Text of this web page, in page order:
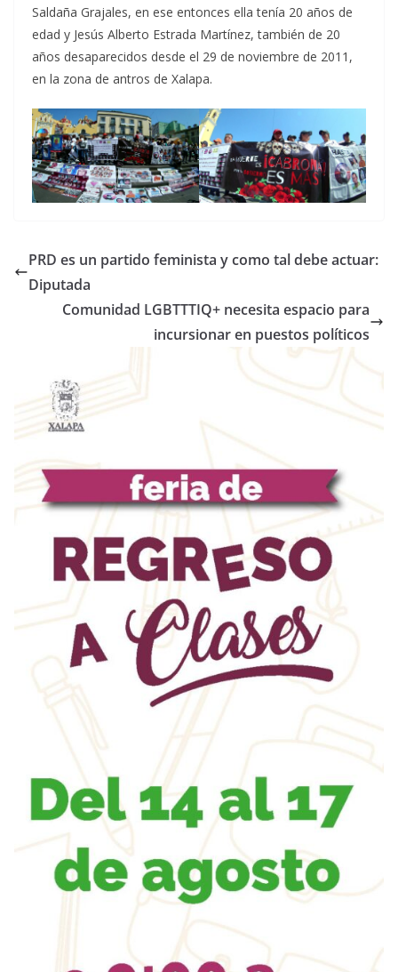
Saldaña Grajales, en ese entonces ella tenía 20 años de
edad y Jesús Alberto Estrada Martínez, también de 20
años desaparecidos desde el 29 de noviembre de 2011,
en la zona de antros de Xalapa.
PRD es un partido feminista y como tal debe actuar:
Diputada
Comunidad LGBTTTIQ+ necesita espacio para
incursionar en puestos políticos